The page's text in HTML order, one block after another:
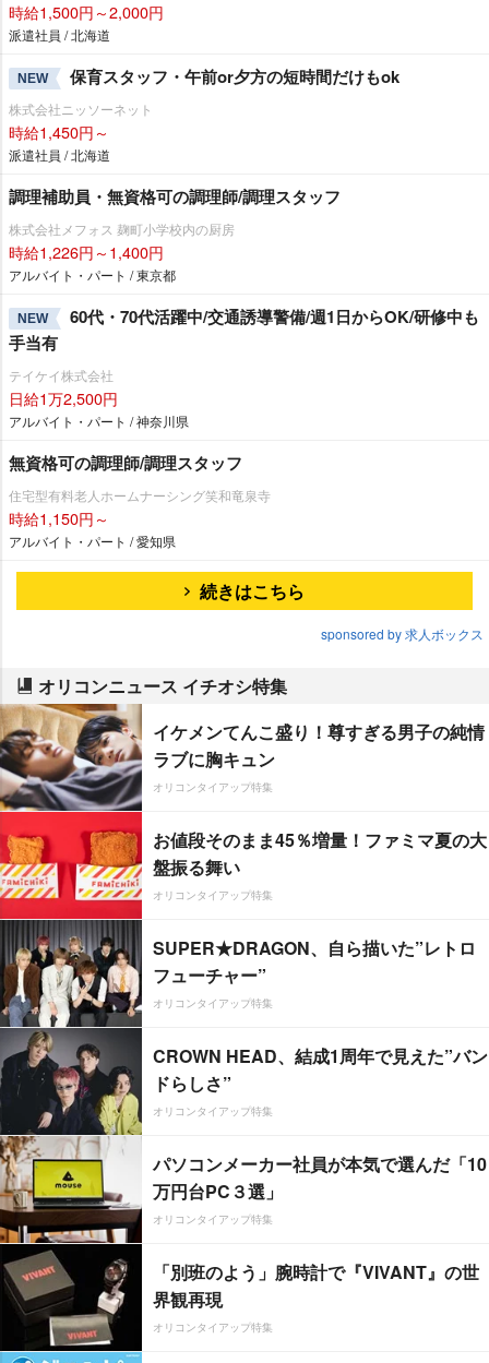
時給1,500円～2,000円
派遣社員 / 北海道
NEW 保育スタッフ・午前or夕方の短時間だけもok
株式会社ニッソーネット
時給1,450円～
派遣社員 / 北海道
調理補助員・無資格可の調理師/調理スタッフ
株式会社メフォス 麹町小学校内の厨房
時給1,226円～1,400円
アルバイト・パート / 東京都
NEW
60代・70代活躍中/交通誘導警備/週1日からOK/研修中も
手当有
テイケイ株式会社
日給1万2,500円
アルバイト・パート / 神奈川県
無資格可の調理師/調理スタッフ
住宅型有料老人ホームナーシング笑和竜泉寺
時給1,150円～
アルバイト・パート / 愛知県
続きはこちら
sponsored by 求人ボックス
オリコンニュース イチオシ特集
イケメンてんこ盛り！尊すぎる男子の純情
ラブに胸キュン
オリコンタイアップ特集
お値段そのまま45％増量！ファミマ夏の大
盤振る舞い
オリコンタイアップ特集
SUPER★DRAGON、自ら描いた”レトロ
フューチャー”
オリコンタイアップ特集
CROWN HEAD、結成1周年で見えた”バン
ドらしさ”
オリコンタイアップ特集
パソコンメーカー社員が本気で選んだ「10
万円台PC３選」
オリコンタイアップ特集
「別班のよう」腕時計で『VIVANT』の世
界観再現
オリコンタイアップ特集